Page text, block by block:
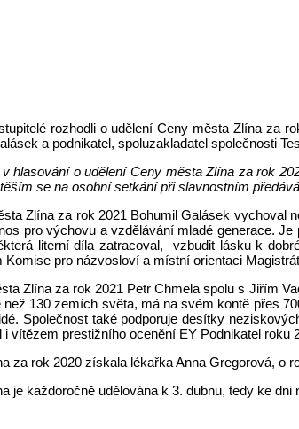
rozhodli o udělení Ceny města Zlína za
a podnikatel, spoluzakladatel společnosti
hlasování o udělení Ceny města Zlína za rok
se na osobní setkání při slavnostním
Zlína za rok 2021 Bohumil Galásek vychoval
pro výchovu a vzdělávání mladé generace.
literní díla zatracoval, vzbudit lásku k
Komise pro názvosloví a místní orientaci
Zlína za rok 2021 Petr Chmela spolu s Jiřím
130 zemích světa, má na svém kontě přes
Společnost také podporuje desítky
i vítězem prestižního ocenění EY Podnikatel roku
za rok 2020 získala lékařka Anna Gregorová, o
je každoročně udělována k 3. dubnu, tedy ke dni